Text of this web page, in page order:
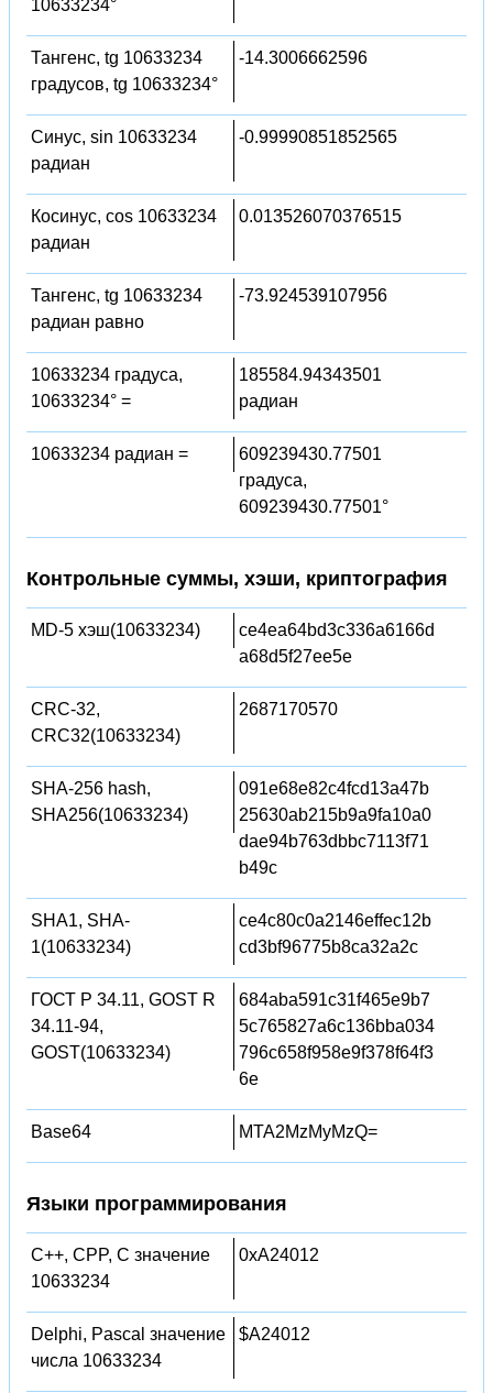
10633234°
Тангенс, tg 10633234
градусов, tg 10633234°
-14.3006662596
Синус, sin 10633234
радиан
-0.99990851852565
Косинус, cos 10633234
радиан
0.013526070376515
Тангенс, tg 10633234
радиан равно
-73.924539107956
10633234 градуса,
10633234° =
185584.94343501
радиан
10633234 радиан =
609239430.77501
градуса,
609239430.77501°
Контрольные суммы, хэши, криптография
MD-5 хэш(10633234)
ce4ea64bd3c336a6166d
a68d5f27ee5e
CRC-32,
CRC32(10633234)
2687170570
SHA-256 hash,
SHA256(10633234)
091e68e82c4fcd13a47b
25630ab215b9a9fa10a0
dae94b763dbbc7113f71
b49c
SHA1, SHA-
1(10633234)
ce4c80c0a2146effec12b
cd3bf96775b8ca32a2c
ГОСТ Р 34.11, GOST R
34.11-94,
GOST(10633234)
684aba591c31f465e9b7
5c765827a6c136bba034
796c658f958e9f378f64f3
6e
Base64 MTA2MzMyMzQ=
Языки программирования
C++, CPP, C значение
10633234
0xA24012
Delphi, Pascal значение
числа 10633234
$A24012